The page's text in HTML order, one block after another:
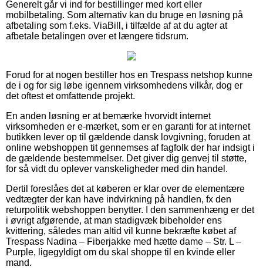
Generelt går vi ind for bestillinger med kort eller
mobilbetaling. Som alternativ kan du bruge en løsning på
afbetaling som f.eks. ViaBill, i tilfælde af at du agter at
afbetale betalingen over et længere tidsrum.
Forud for at nogen bestiller hos en Trespass netshop kunne
de i og for sig løbe igennem virksomhedens vilkår, dog er
det oftest et omfattende projekt.
En anden løsning er at bemærke hvorvidt internet
virksomheden er e-mærket, som er en garanti for at internet
butikken lever op til gældende dansk lovgivning, foruden at
online webshoppen tit gennemses af fagfolk der har indsigt i
de gældende bestemmelser. Det giver dig genvej til støtte,
for så vidt du oplever vanskeligheder med din handel.
Dertil foreslåes det at køberen er klar over de elementære
vedtægter der kan have indvirkning på handlen, fx den
returpolitik webshoppen benytter. I den sammenhæng er det
i øvrigt afgørende, at man stadigvæk bibeholder ens
kvittering, således man altid vil kunne bekræfte købet af
Trespass Nadina – Fiberjakke med hætte dame – Str. L –
Purple, ligegyldigt om du skal shoppe til en kvinde eller
mand.